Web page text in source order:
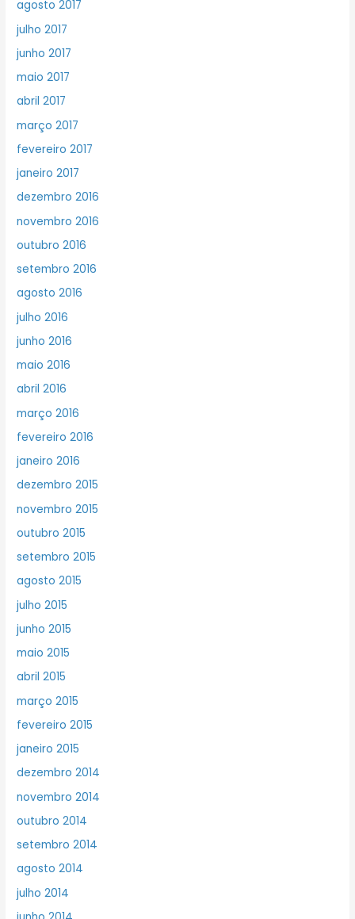
agosto 2017
julho 2017
junho 2017
maio 2017
abril 2017
março 2017
fevereiro 2017
janeiro 2017
dezembro 2016
novembro 2016
outubro 2016
setembro 2016
agosto 2016
julho 2016
junho 2016
maio 2016
abril 2016
março 2016
fevereiro 2016
janeiro 2016
dezembro 2015
novembro 2015
outubro 2015
setembro 2015
agosto 2015
julho 2015
junho 2015
maio 2015
abril 2015
março 2015
fevereiro 2015
janeiro 2015
dezembro 2014
novembro 2014
outubro 2014
setembro 2014
agosto 2014
julho 2014